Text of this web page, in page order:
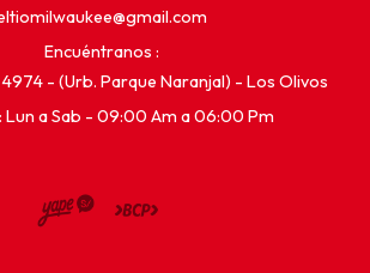
Encuéntranos
- (Urb. Parque Naranjal) - Los Olivos
Lun a Sab - 09:00 Am a 06:00 Pm